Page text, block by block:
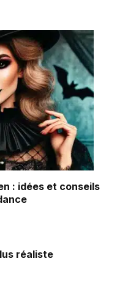
: idées et conseils
réaliste